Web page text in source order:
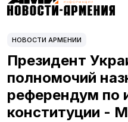
НОВОСТИ АРМЕНИИ
Президент
полномочий
референдум по
конституции -